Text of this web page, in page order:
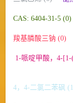
CAS: 6404-31-5 (0)
羧基膦酸三钠 (0)
1-哌啶甲酸，4-
4，4-二氯二苯砜